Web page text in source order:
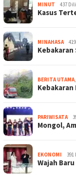
MINUT 437
Kasus
MINAHASA
Kebakaran
BERITA UTAMA
Kebakaran
PARIWISATA
Mongol,
EKONOMI
Wajah